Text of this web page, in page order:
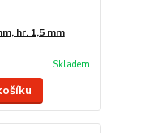
hr. 1,5 mm
Skladem